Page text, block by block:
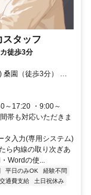
スタッフ
徒歩3分
園（徒歩3分） 、
～17:20 ・9:00～
帯も対応いただきま
タ入力(専用システム)
ら内線の取り次ぎあ
Wordの使...
平日のみOK
経験不問
交通費支給
土日祝休み